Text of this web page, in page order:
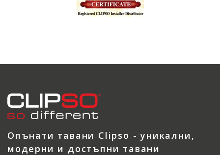
Опънати тавани Clipso - уникални,
модерни и достъпни тавани